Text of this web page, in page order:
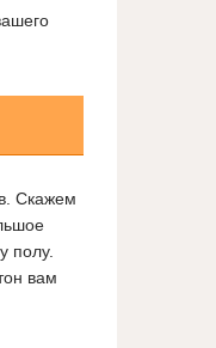
Скажем
полу.
вам